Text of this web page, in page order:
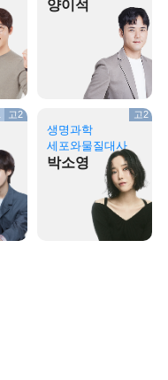
양이석
고2
생명과학
세포와물질대사
박소영
고2